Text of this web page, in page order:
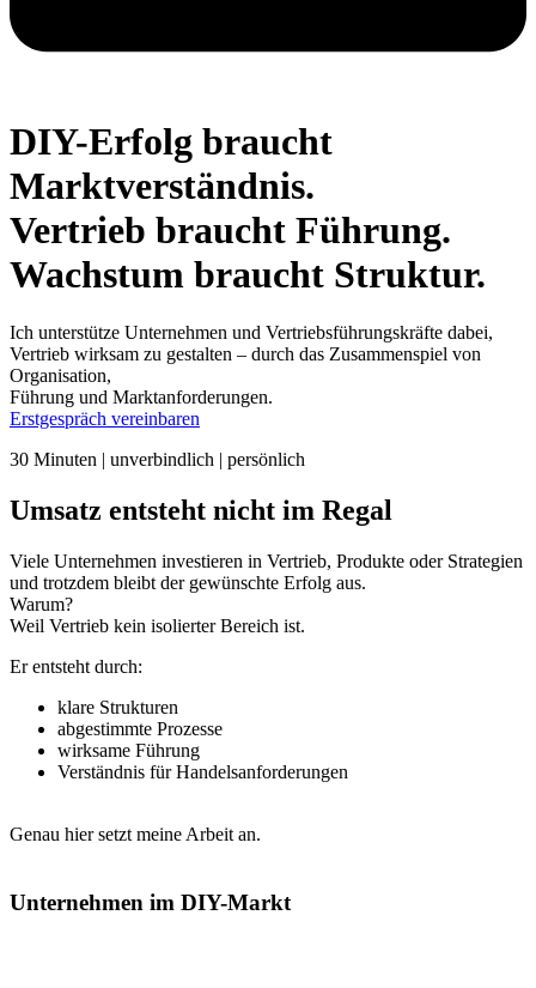
DIY-Erfolg braucht
Marktverständnis.
Vertrieb braucht Führung.
Wachstum braucht Struktur.
Ich unterstütze Unternehmen und Vertriebsführungskräfte dabei,
Vertrieb wirksam zu gestalten – durch das Zusammenspiel von
Organisation,
Führung und Marktanforderungen.
Erstgespräch vereinbaren
30 Minuten | unverbindlich | persönlich
Umsatz entsteht nicht im Regal
Viele Unternehmen investieren in Vertrieb, Produkte oder Strategien
und trotzdem bleibt der gewünschte Erfolg aus.
Warum?
Weil Vertrieb kein isolierter Bereich ist.
Er entsteht durch:
klare Strukturen
abgestimmte Prozesse
wirksame Führung
Verständnis für Handelsanforderungen
Genau hier setzt meine Arbeit an.
Unternehmen im DIY-Markt